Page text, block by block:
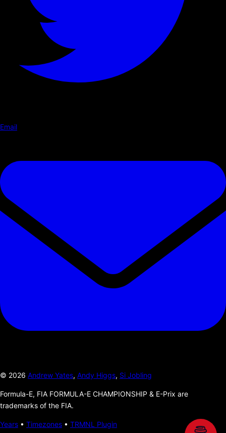
Email
© 2026 Andrew Yates, Andy Higgs, Si Jobling
Formula-E, FIA FORMULA-E CHAMPIONSHIP & E-Prix are
trademarks of the FIA.
Years • Timezones • TRMNL Plugin